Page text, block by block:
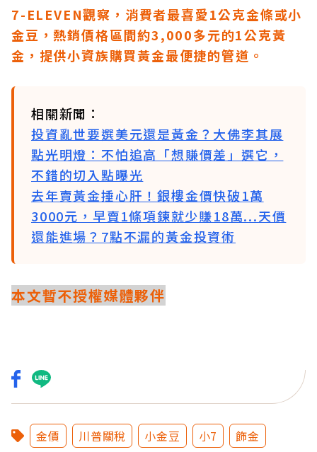
7-ELEVEN觀察，消費者最喜愛1公克金條或小
金豆，熱銷價格區間約3,000多元的1公克黃
金，提供小資族購買黃金最便捷的管道。
相關新聞：
投資亂世要選美元還是黃金？大佛李其展
點光明燈：不怕追高「想賺價差」選它，
不錯的切入點曝光
去年賣黃金捶心肝！銀樓金價快破1萬
3000元，早賣1條項鍊就少賺18萬...天價
還能進場？7點不漏的黃金投資術
本文暫不授權媒體夥伴
金價 川普關稅 小金豆 小7
飾金